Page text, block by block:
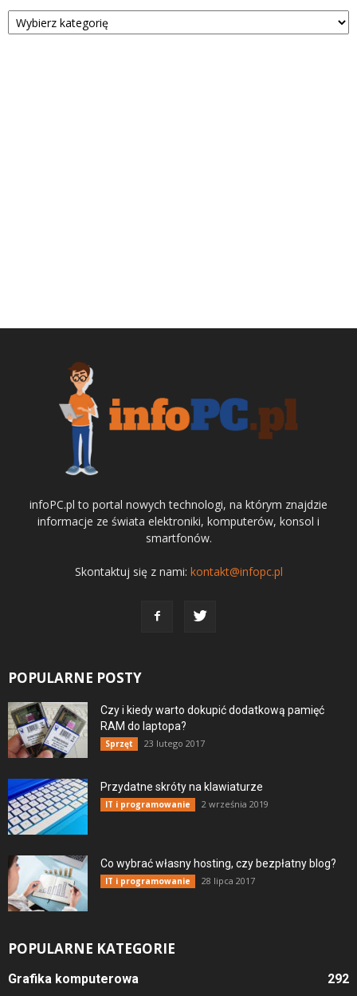
Kategorie
infoPC.pl to portal nowych technologi, na którym znajdzie
informacje ze świata elektroniki, komputerów, konsol i
smartfonów.
Skontaktuj się z nami: kontakt@infopc.pl
POPULARNE POSTY
Czy i kiedy warto dokupić dodatkową pamięć
RAM do laptopa?
Sprzęt 23 lutego 2017
Przydatne skróty na klawiaturze
IT i programowanie 2 września 2019
Co wybrać własny hosting, czy bezpłatny blog?
IT i programowanie 28 lipca 2017
POPULARNE KATEGORIE
Grafika komputerowa
292